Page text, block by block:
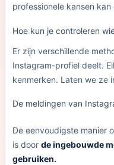
professionele kansen kan
Hoe kun je controleren
Er zijn verschillende
Instagram-profiel deelt.
kenmerken. Laten we ze
De meldingen van
De eenvoudigste manier
is door de ingebouwde
gebruiken.